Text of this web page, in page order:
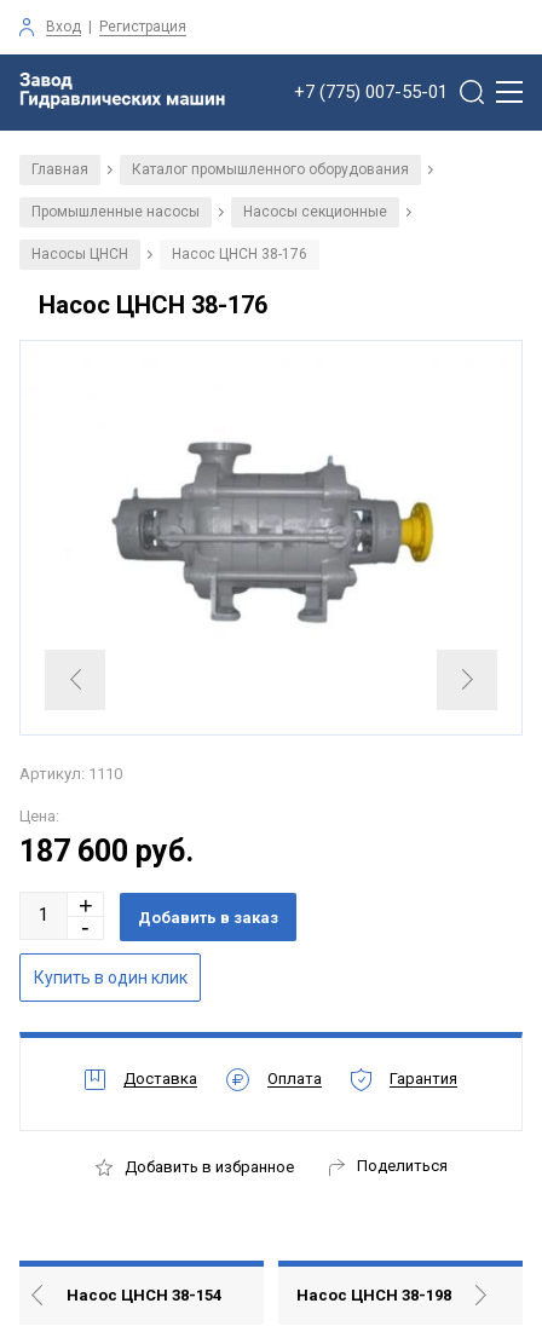
Вход | Регистрация
+7 (775) 007-55-01
Главная / Каталог промышленного оборудования /
Промышленные насосы / Насосы секционные /
Насосы ЦНСН / Насос ЦНСН 38-176
Насос ЦНСН 38-176
Артикул: 1110
Цена:
187 600 руб.
Доставка Оплата Гарантия
Добавить в избранное Поделиться
Насос ЦНСН 38-154 Насос ЦНСН 38-198